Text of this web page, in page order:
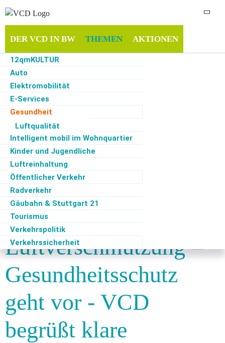
DER VCD IN BW THEMEN
12qmKULTUR
Auto
Elektromobilität
E-Services
Gesundheit
Luftqualität
Güterverkehr
Intelligent mobil im Wohnquartier
Kinder und Jugendliche
Luftreinhaltung
Öffentlicher Verkehr
Radverkehr
Gäubahn & Stuttgart 21
Tourismus
Verkehrspolitik
Verkehrssicherheit
AKTIONEN
INFOTHEK
Start·Themen·Gesundheit
Generalstaatsanwältin
04.03.2019
Gesundheit, Verkehrspolitik, Auto,
Pressemitteilung, BW
Landesverband BW
Kein Recht auf
Luftverschmutzung –
Gesundheitsschutz
geht vor - VCD
begrüßt klare